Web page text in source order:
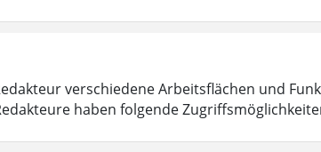
verschiedene Arbeitsflächen und
haben folgende